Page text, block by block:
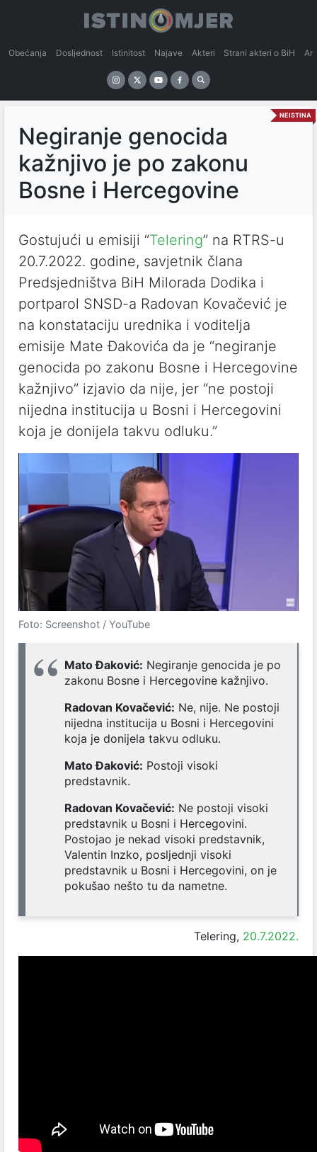
Obećanja Dosljednost Istinitost Najave Akteri Strani akteri o BiH
NEISTINA
Negiranje genocida
kažnjivo je po zakonu
Bosne i Hercegovine
Gostujući u emisiji “Telering” na RTRS-u
20.7.2022. godine, savjetnik člana
Predsjedništva BiH Milorada Dodika i
portparol SNSD-a Radovan Kovačević je
na konstataciju urednika i voditelja
emisije Mate Đakovića da je “negiranje
genocida po zakonu Bosne i Hercegovine
kažnjivo” izjavio da nije, jer “ne postoji
nijedna institucija u Bosni i Hercegovini
koja je donijela takvu odluku.”
Foto: Screenshot / YouTube
Mato Đaković: Negiranje genocida je po
zakonu Bosne i Hercegovine kažnjivo.
Radovan Kovačević: Ne, nije. Ne postoji
nijedna institucija u Bosni i Hercegovini
koja je donijela takvu odluku.
Mato Đaković: Postoji visoki
predstavnik.
Radovan Kovačević: Ne postoji visoki
predstavnik u Bosni i Hercegovini.
Postojao je nekad visoki predstavnik,
Valentin Inzko, posljednji visoki
predstavnik u Bosni i Hercegovini, on je
pokušao nešto tu da nametne.
Telering, 20.7.2022.